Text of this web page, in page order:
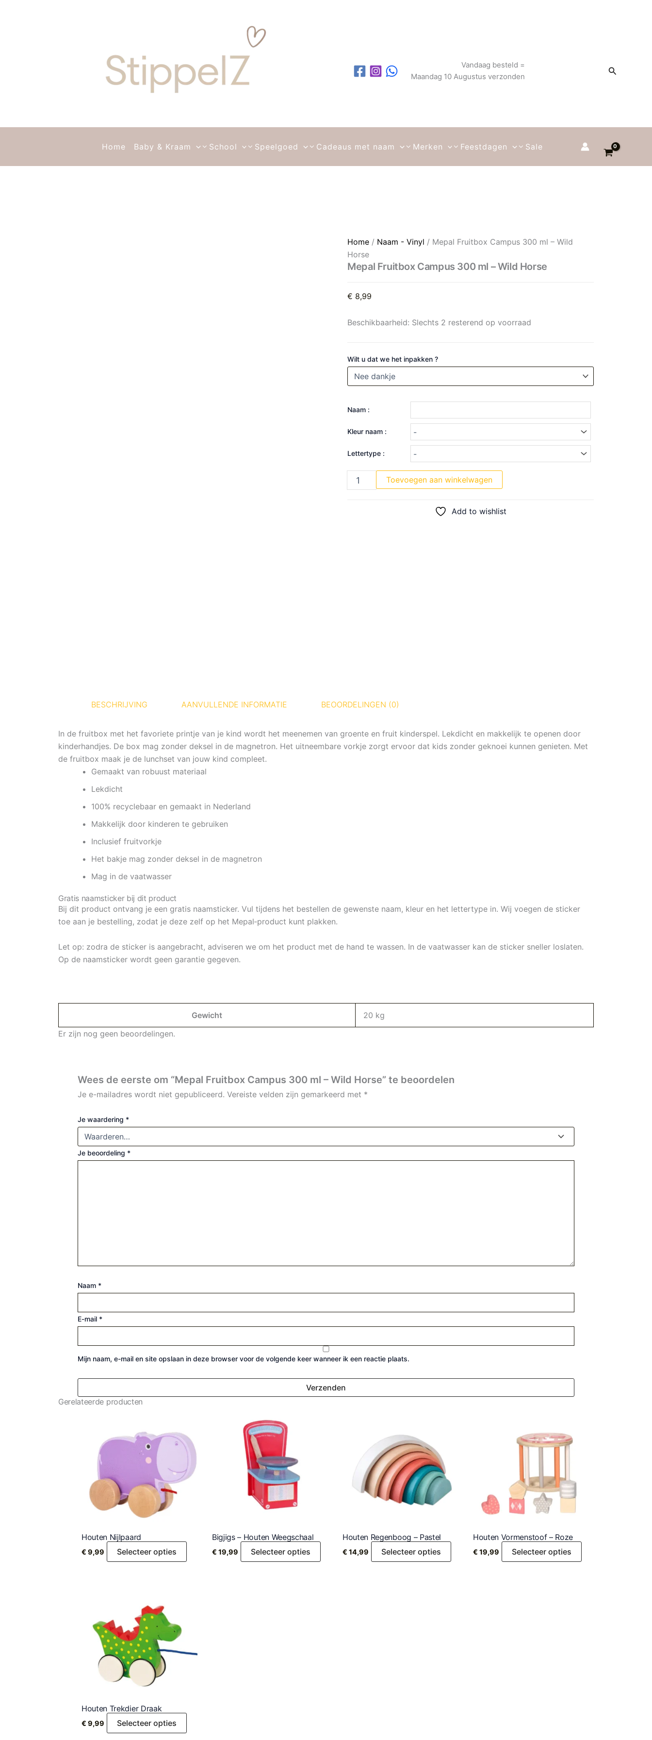
Vandaag besteld =
Maandag 10 Augustus verzonden
Zoeken
Home Baby & Kraam School Speelgoed Cadeaus met naam Merken Feestdagen Sale
Home / Naam - Vinyl / Mepal Fruitbox Campus 300 ml – Wild
Horse
Mepal Fruitbox Campus 300 ml – Wild Horse
€ 8,99
Beschikbaarheid: Slechts 2 resterend op voorraad
Wilt u dat we het inpakken ?
Naam :
Kleur naam :
Lettertype :
Mepal Fruitbox Campus 300 ml - Wild Horse aantal
Toevoegen aan winkelwagen
Add to wishlist
BESCHRIJVING AANVULLENDE INFORMATIE BEOORDELINGEN (0)
In de fruitbox met het favoriete printje van je kind wordt het meenemen van groente en fruit kinderspel. Lekdicht en makkelijk te openen door
kinderhandjes. De box mag zonder deksel in de magnetron. Het uitneembare vorkje zorgt ervoor dat kids zonder geknoei kunnen genieten. Met
de fruitbox maak je de lunchset van jouw kind compleet.
Gemaakt van robuust materiaal
Lekdicht
100% recyclebaar en gemaakt in Nederland
Makkelijk door kinderen te gebruiken
Inclusief fruitvorkje
Het bakje mag zonder deksel in de magnetron
Mag in de vaatwasser
Gratis naamsticker bij dit product
Bij dit product ontvang je een gratis naamsticker. Vul tijdens het bestellen de gewenste naam, kleur en het lettertype in. Wij voegen de sticker
toe aan je bestelling, zodat je deze zelf op het Mepal‑product kunt plakken.
Let op: zodra de sticker is aangebracht, adviseren we om het product met de hand te wassen. In de vaatwasser kan de sticker sneller loslaten.
Op de naamsticker wordt geen garantie gegeven.
Gewicht
20 kg
Er zijn nog geen beoordelingen.
Wees de eerste om “Mepal Fruitbox Campus 300 ml – Wild Horse” te beoordelen
Je e-mailadres wordt niet gepubliceerd. Vereiste velden zijn gemarkeerd met *
Je waardering *
Je beoordeling *
Naam *
E-mail *
Mijn naam, e-mail en site opslaan in deze browser voor de volgende keer wanneer ik een reactie plaats.
Gerelateerde producten
Houten Nijlpaard
€ 9,99 Selecteer opties
Bigjigs – Houten Weegschaal
€ 19,99 Selecteer opties
Houten Regenboog – Pastel
€ 14,99 Selecteer opties
Houten Vormenstoof – Roze
€ 19,99 Selecteer opties
Houten Trekdier Draak
€ 9,99 Selecteer opties